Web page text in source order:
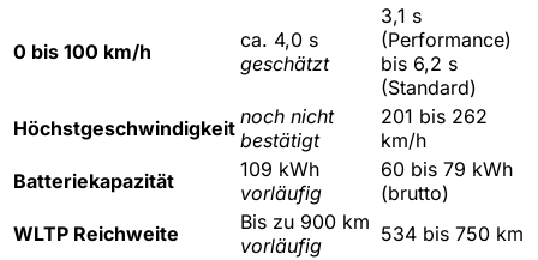
0 bis 100 km/h
ca. 4,0 s
geschätzt
3,1 s
(Performance)
bis 6,2 s
(Standard)
Höchstgeschwindigkeit noch nicht
bestätigt
201 bis 262
km/h
Batteriekapazität
109 kWh
vorläufig
60 bis 79 kWh
(brutto)
WLTP Reichweite
Bis zu 900 km
vorläufig
534 bis 750 km